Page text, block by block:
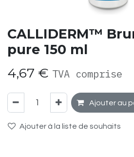
CALLIDERM™
pure 150 ml
4,67 € TVA comprise
Ajouter au
Ajouter à la liste de souhaits